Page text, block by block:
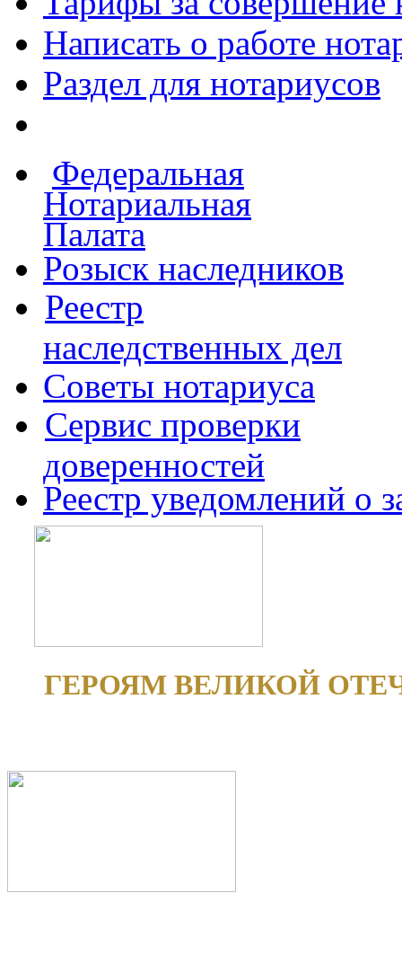
Написать о работе
Раздел для нотариусов
Федеральная
Нотариальная
Палата
Розыск наследников
Реестр
наследственных дел
Советы нотариуса
Сервис проверки
доверенностей
Реестр уведомлений о
ГЕРОЯМ ВЕЛИКОЙ